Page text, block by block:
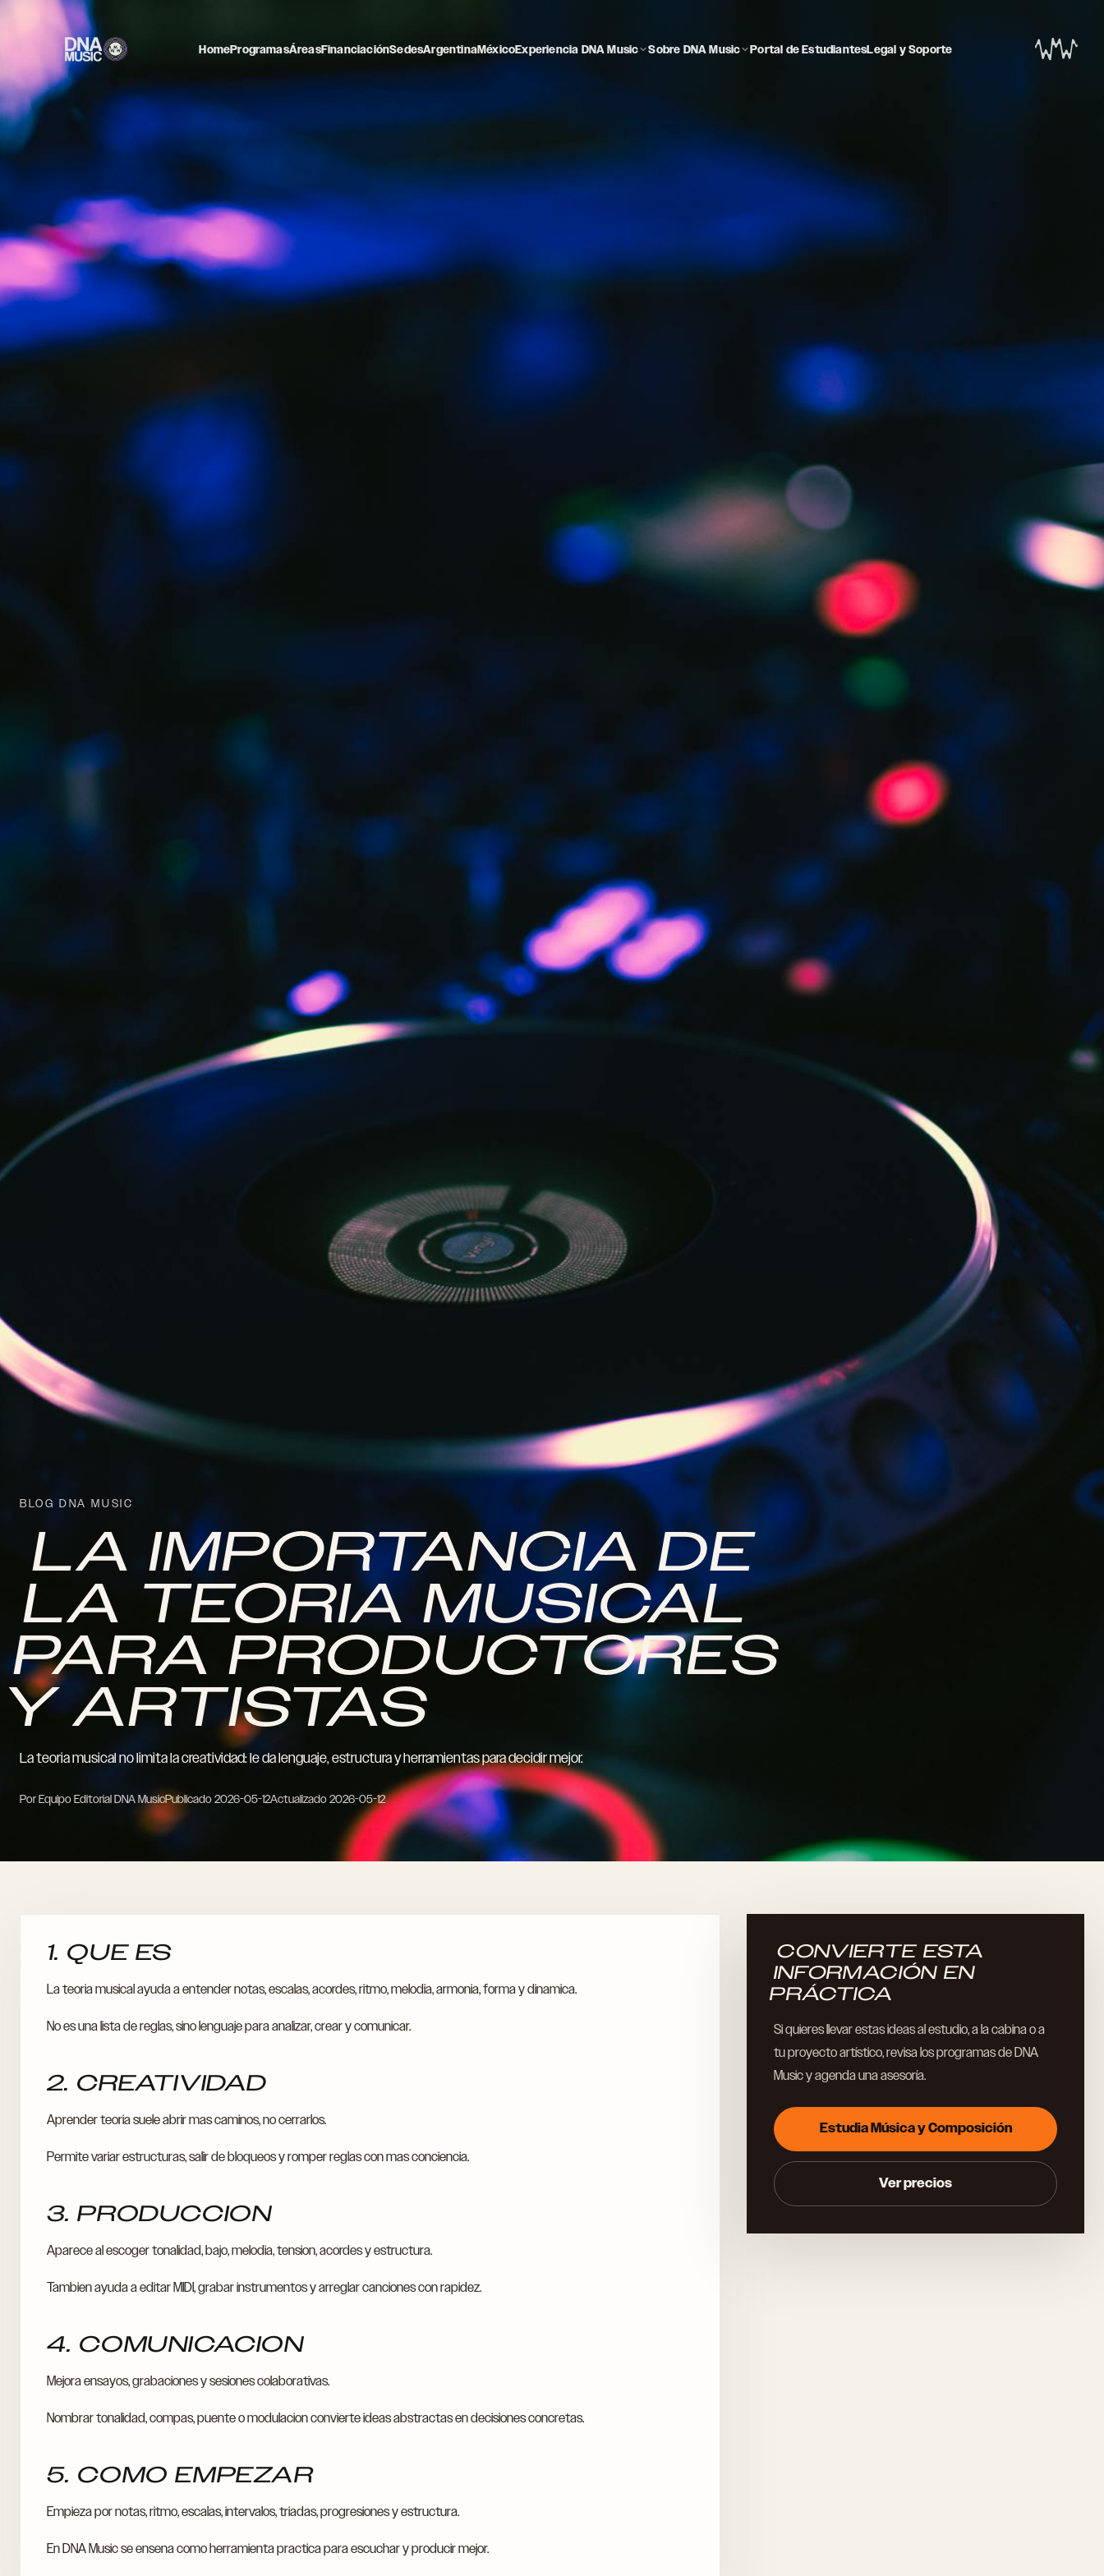
HomeProgramasÁreasFinanciaciónSedesArgentinaMéxicoExperiencia DNA Music Sobre DNA Music Portal de EstudiantesLegal y Soporte
BLOG DNA MUSIC
LA IMPORTANCIA DE
LA TEORIA MUSICAL
PARA PRODUCTORES
Y ARTISTAS
La teoria musical no limita la creatividad: le da lenguaje, estructura y herramientas para decidir mejor.
Por Equipo Editorial DNA MusicPublicado2026-05-12Actualizado2026-05-12
1. QUE ES
La teoria musical ayuda a entender notas, escalas, acordes, ritmo, melodia, armonia, forma y dinamica.
No es una lista de reglas, sino lenguaje para analizar, crear y comunicar.
2. CREATIVIDAD
Aprender teoria suele abrir mas caminos, no cerrarlos.
Permite variar estructuras, salir de bloqueos y romper reglas con mas conciencia.
3. PRODUCCION
Aparece al escoger tonalidad, bajo, melodia, tension, acordes y estructura.
Tambien ayuda a editar MIDI, grabar instrumentos y arreglar canciones con rapidez.
4. COMUNICACION
Mejora ensayos, grabaciones y sesiones colaborativas.
Nombrar tonalidad, compas, puente o modulacion convierte ideas abstractas en decisiones concretas.
5. COMO EMPEZAR
Empieza por notas, ritmo, escalas, intervalos, triadas, progresiones y estructura.
En DNA Music se ensena como herramienta practica para escuchar y producir mejor.
CONVIERTE ESTA
INFORMACIÓN EN
PRÁCTICA
Si quieres llevar estas ideas al estudio, a la cabina o a
tu proyecto artístico, revisa los programas de DNA
Music y agenda una asesoría.
Estudia Música y Composición
Ver precios